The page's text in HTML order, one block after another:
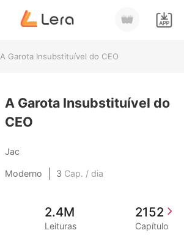
A Garota Insubstituível do CEO
A Garota Insubstituível do
CEO
Jac
Moderno 3 Cap. / dia
2.4M
Leituras
2152
Capítulo